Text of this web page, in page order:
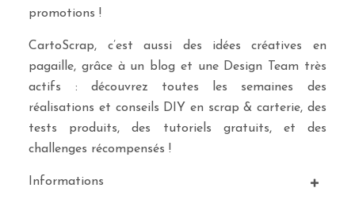
promotions !
CartoScrap, c’est aussi des idées créatives en
pagaille, grâce à un blog et une Design Team très
actifs : découvrez toutes les semaines des
réalisations et conseils DIY en scrap & carterie, des
tests produits, des tutoriels gratuits, et des
challenges récompensés !
Informations